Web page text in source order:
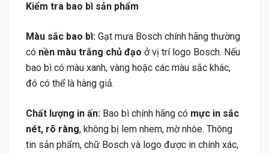
Kiểm tra bao bì sản phẩm
Màu sắc bao bì: Gạt mưa Bosch chính hãng thường
có nền màu trắng chủ đạo ở vị trí logo Bosch. Nếu
bao bì có màu xanh, vàng hoặc các màu sắc khác,
đó có thể là hàng giả.
Chất lượng in ấn: Bao bì chính hãng có mực in sắc
nét, rõ ràng, không bị lem nhem, mờ nhòe. Thông
tin sản phẩm, chữ Bosch và logo được in chính xác,